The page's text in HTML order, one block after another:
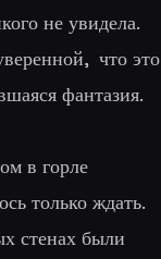
не увидела.
что это
фантазия.
в горле
только ждать.
стенах были